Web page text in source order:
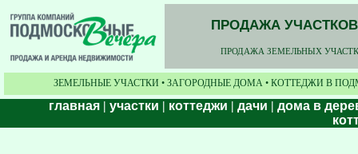
ПРОДАЖА
ПРОДАЖА ЗЕМЕЛЬНЫХ
ЗЕМЕЛЬНЫЕ УЧАСТКИ • ЗАГОРОДНЫЕ ДОМА • КОТТЕДЖИ В
главная | участки | коттеджи | дачи | дома в